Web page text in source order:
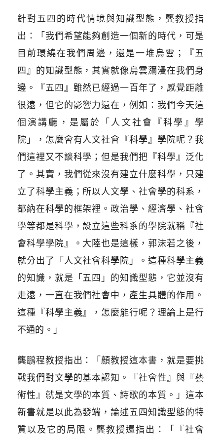
針對五四的時代情境與知識型態，龔教授指
出：
「我們希望能夠創造一個新的時代，可是
目前環繞在我們周邊，還是一堆烏雲；『五
四』的知識型態，其實就像烏雲瀰漫在我們身
邊。『五四』雖然已經過一百年了，感覺距離
很遠，但它的影響力還在，例如：我們今天這
個演講廳，是屬於「人文社會『科學』學
院」，怎麼會有人文社會『科學』學院呢？我
們這裡又不談科學；但是我們把『科學』泛化
了。其實，我們從來沒有建立什麼科學，只建
立了科學主義；所以人文學、社會學的科系，
都納在科學的框架裡。政治學、經濟學、社會
學等都是科學，設立這些科系的學院就稱『社
會科學學院』。大陸也是這樣，郭沫若之後，
就分出了「人文社會科學院」。這種科學主義
的知識，就是「五四」的知識型態，它並沒有
走遠，一直在我們社會中，產生具體的作用。
這種『科學主義』，怎麼能行呢？理論上是行
不通的。」
龔鵬程教授指出：「顏教授這本書，就是要挑
戰我們對文學的基本認知。『社會性』與『藝
術性』就是文學的本質、詩歌的本質。」這本
新書就是以此為發端，論述五四知識型態的特
質以及它的局限。龔教授還指出：「『社會